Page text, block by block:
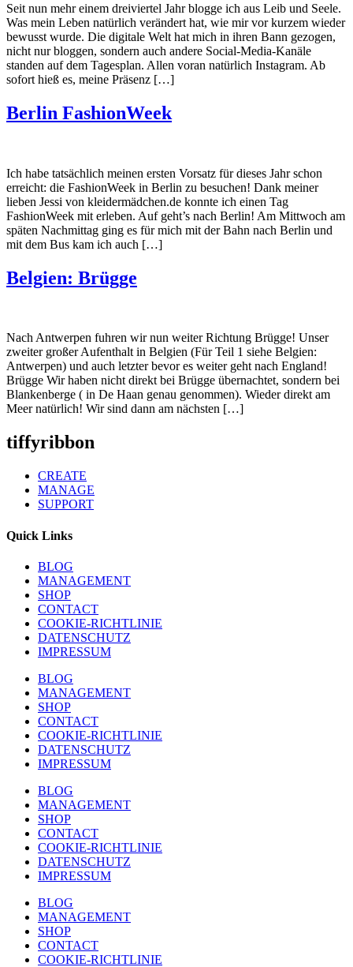
Seit nun mehr einem dreiviertel Jahr blogge ich aus Leib und Seele.
Was mein Leben natürlich verändert hat, wie mir vor kurzem wieder
bewusst wurde. Die digitale Welt hat mich in ihren Bann gezogen,
nicht nur bloggen, sondern auch andere Social-Media-Kanäle
standen auf dem Tagesplan. Allen voran natürlich Instagram. Ab
sofort hieß es, meine Präsenz […]
Berlin FashionWeek
Ich habe tatsächlich meinen ersten Vorsatz für dieses Jahr schon
erreicht: die FashionWeek in Berlin zu besuchen! Dank meiner
lieben Jessi von kleidermädchen.de konnte ich einen Tag
FashionWeek mit erleben. Auf geht’s nach Berlin! Am Mittwoch am
späten Nachmittag ging es für mich mit der Bahn nach Berlin und
mit dem Bus kam ich auch […]
Belgien: Brügge
Nach Antwerpen fuhren wir nun weiter Richtung Brügge! Unser
zweiter großer Aufenthalt in Belgien (Für Teil 1 siehe Belgien:
Antwerpen) und auch letzter bevor es weiter geht nach England!
Brügge Wir haben nicht direkt bei Brügge übernachtet, sondern bei
Blankenberge ( in De Haan genau genommen). Wieder direkt am
Meer natürlich! Wir sind dann am nächsten […]
tiffyribbon
CREATE
MANAGE
SUPPORT
Quick Links
BLOG
MANAGEMENT
SHOP
CONTACT
COOKIE-RICHTLINIE
DATENSCHUTZ
IMPRESSUM
BLOG
MANAGEMENT
SHOP
CONTACT
COOKIE-RICHTLINIE
DATENSCHUTZ
IMPRESSUM
BLOG
MANAGEMENT
SHOP
CONTACT
COOKIE-RICHTLINIE
DATENSCHUTZ
IMPRESSUM
BLOG
MANAGEMENT
SHOP
CONTACT
COOKIE-RICHTLINIE